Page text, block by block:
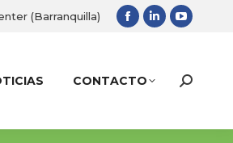
(Barranquilla)
Facebook
Linkedin
opensopens
CONTACTO Search: